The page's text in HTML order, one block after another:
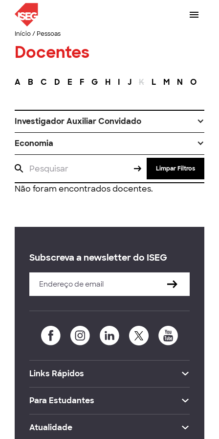
Início/ Pessoas
Docentes
A B C D E F G H I J K L M N O
Investigador Auxiliar Convidado
Economia
Limpar Filtros
Não foram encontrados docentes.
Subscreva a newsletter do ISEG
Links Rápidos
Para Estudantes
Atualidade